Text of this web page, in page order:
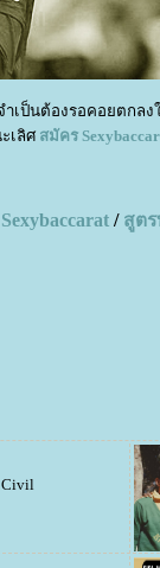
ำเป็นต้องรอคอยตกล
เลิศ สมัคร
Sexybaccarat / สูต
Civil